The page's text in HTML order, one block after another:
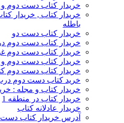
خریدار کتاب دست دوم
خریدار کتاب , خریدار
باطله
خریدار کتاب دست دو
خریدار کتاب دست دوم
خریدار کتاب دست دوم
خریدار کتاب دست دوم
خریدار کتاب دست دوم
خرید کتاب دست دوم
خریدار کتاب و مجله :
خریدار کتاب در منطقه 1
خریدار عادلانه کتاب
آدرس خریدار کتاب دست